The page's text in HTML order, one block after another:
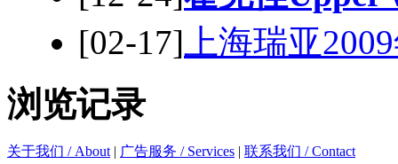
[02-17] 上海瑞亚
浏览记录
关于我们 / About | 广告服务 / Services | 联系我们 / Contact